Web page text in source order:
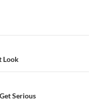
Look
Serious